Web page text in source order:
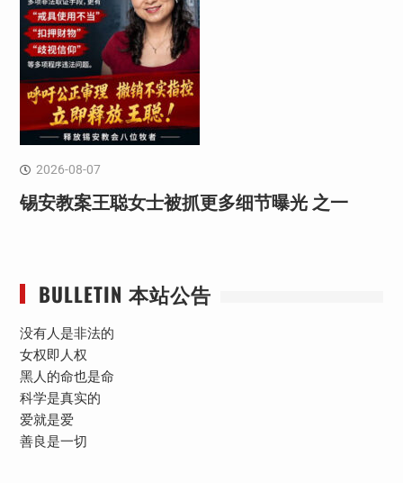
2026-08-07
锡安教案王聪女士被抓更多细节曝光 之一
BULLETIN 本站公告
没有人是非法的
女权即人权
黑人的命也是命
科学是真实的
爱就是爱
善良是一切